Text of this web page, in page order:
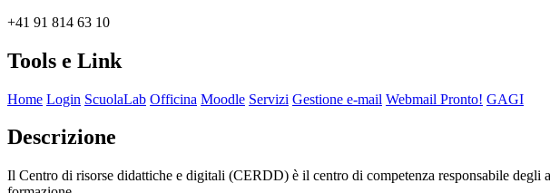
+41 91 814 63 10
Tools e Link
Home Login ScuolaLab Officina Moodle Servizi Gestione e-mail Webmail Pronto! GAGI
Descrizione
Il Centro di risorse didattiche e digitali (CERDD) è il centro di competenza responsabile